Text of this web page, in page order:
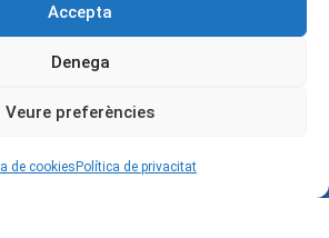
Accepta
Denega
Veure preferències
de cookies Política de privacitat